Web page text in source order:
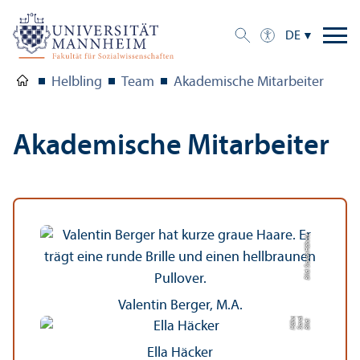
DE
Helbling Team Akademische Mitarbeiter
Akademische Mitarbeiter
Bild: Sarah Hähnle
Valentin Berger, M.A.
Bil
d:
S
a
r
a
hH
ä
h
nl
e
Ella Häcker